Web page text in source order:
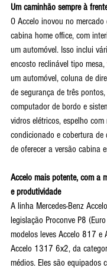
Um caminhão sempre à
O Accelo inovou no
cabina home office, com
um automóvel. Isso inclui
encosto reclinável tipo
um automóvel, coluna de
de segurança de três
computador de bordo e
vidros elétricos, espelho
condicionado e cobertura de
de oferecer a versão cabina
Accelo mais potente, com a
e produtividade
A linha Mercedes-Benz
legislação Proconve P8
modelos leves Accelo 817 e
Accelo 1317 6x2, da
médios. Eles são equipados